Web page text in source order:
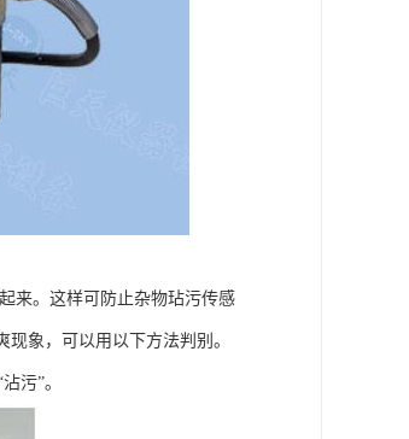
来。这样可防止杂物玷污传感
象，可以用以下方法判别。
污”。